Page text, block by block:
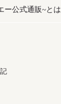
子
ー公式通販~とは